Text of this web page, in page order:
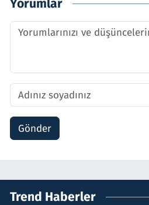
Yorumlar
Gönder
Trend Haberler